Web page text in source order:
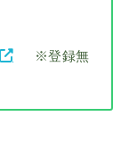
※登録無